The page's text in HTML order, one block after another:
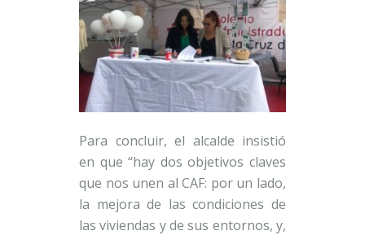
Para concluir, el alcalde insistió
en que “hay dos objetivos claves
que nos unen al CAF: por un lado,
la mejora de las condiciones de
las viviendas y de sus entornos, y,